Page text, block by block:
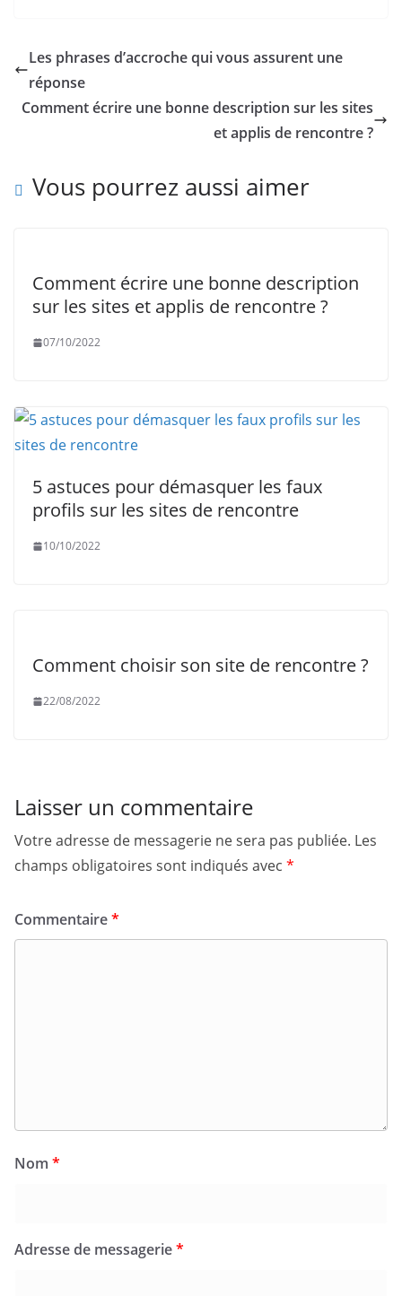
Les phrases d’accroche qui vous assurent une
réponse
Comment écrire une bonne description sur les sites
et applis de rencontre ?
Vous pourrez aussi aimer
Comment écrire une bonne description
sur les sites et applis de rencontre ?
07/10/2022
5 astuces pour démasquer les faux
profils sur les sites de rencontre
10/10/2022
Comment choisir son site de rencontre ?
22/08/2022
Laisser un commentaire
Votre adresse de messagerie ne sera pas publiée. Les
champs obligatoires sont indiqués avec *
Commentaire*
Nom *
Adresse de messagerie*